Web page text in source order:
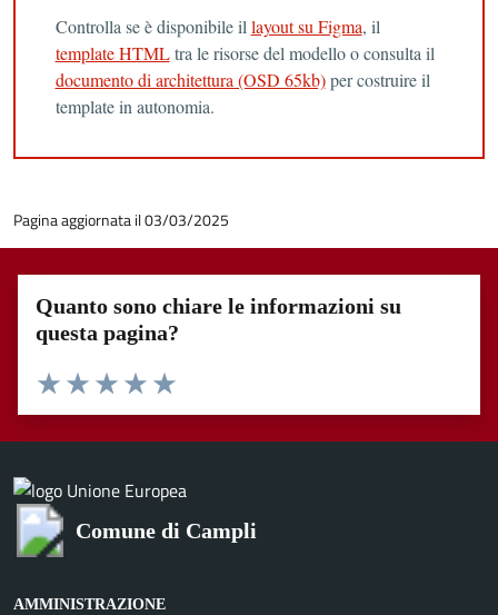
Controlla se è disponibile il layout su Figma, il
template HTMLtra le risorse del modello o consulta il
documento di architettura (OSD 65kb)per costruire il
template in autonomia.
Pagina aggiornata il 03/03/2025
Quanto sono chiare le informazioni su
questa pagina?
Valuta 5 stelle su 5
Valuta 4 stelle su 5
Valuta 3 stelle su 5
Valuta 2 stelle su 5
Valuta 1 stelle su 5
Comune di Campli
AMMINISTRAZIONE